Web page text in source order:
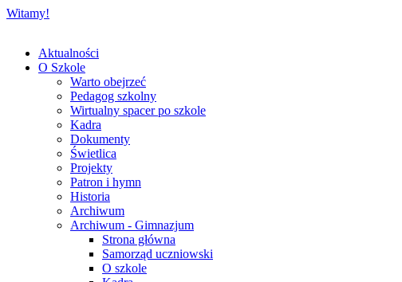
Witamy!
Aktualności
O Szkole
Warto obejrzeć
Pedagog szkolny
Wirtualny spacer po szkole
Kadra
Dokumenty
Świetlica
Projekty
Patron i hymn
Historia
Archiwum
Archiwum - Gimnazjum
Strona główna
Samorząd uczniowski
O szkole